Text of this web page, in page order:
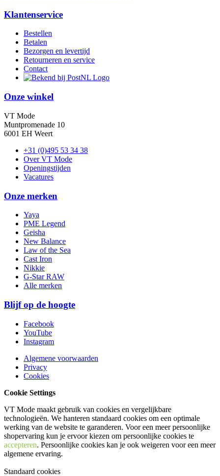
Klantenservice
Bestellen
Betalen
Bezorgen en levertijd
Retourneren en service
Contact
Onze winkel
VT Mode
Muntpromenade 10
6001 EH Weert
+31 (0)495 53 34 38
Over VT Mode
Openingstijden
Vacatures
Onze merken
Yaya
PME Legend
Geisha
New Balance
Law of the Sea
Cast Iron
Nikkie
G-Star RAW
Alle merken
Blijf op de hoogte
Facebook
YouTube
Instagram
Algemene voorwaarden
Privacy
Cookies
Cookie Settings
VT Mode maakt gebruik van cookies en vergelijkbare
technologieën. We hanteren standaard cookies om een optimale
werking van de website te garanderen. Voor een meer persoonlijke
shopervaring kun je ervoor kiezen om persoonlijke cookies te
accepteren. Persoonlijke cookies kan je ook weigeren voor een meer
algemene ervaring.
Standaard cookies